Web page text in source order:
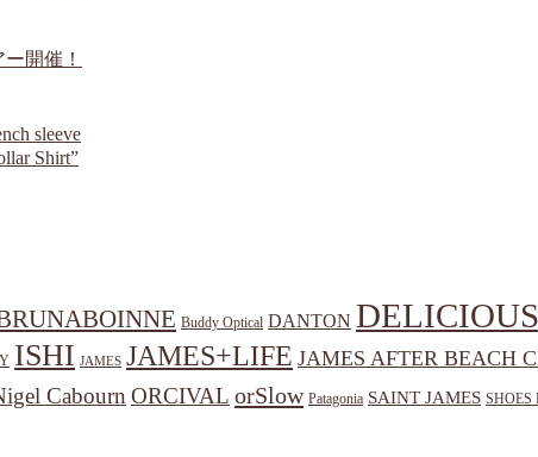
開催！
sleeve
Shirt”
Buddy Optical DANTON DELICIOUS
ISHI JAMES JAMES+LIFE JAMES AFTER BEACH
Cabourn ORCIVAL orSlow Patagonia SAINT JAMES SHOES